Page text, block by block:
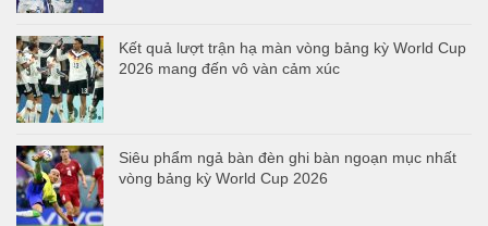
Kết quả lượt trận hạ màn vòng bảng kỳ World Cup
2026 mang đến vô vàn cảm xúc
Siêu phẩm ngả bàn đèn ghi bàn ngoạn mục nhất
vòng bảng kỳ World Cup 2026